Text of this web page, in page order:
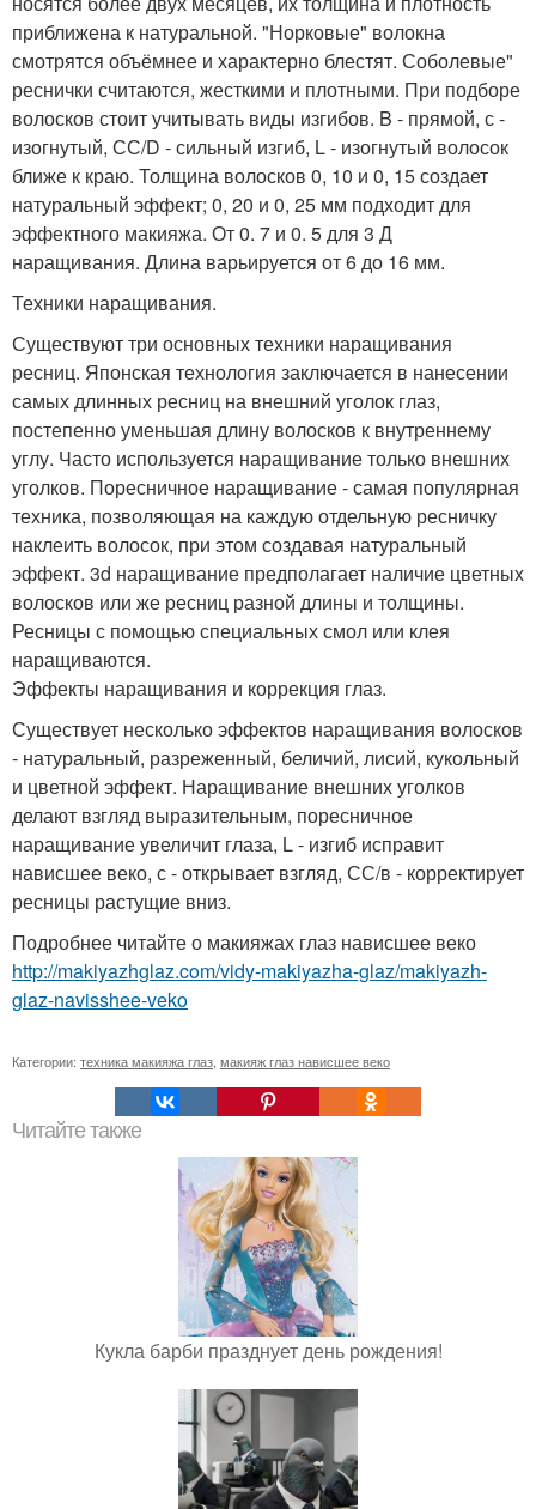
приближена к натуральной. "Норковые" волокна
смотрятся объёмнее и характерно блестят. Соболевые"
реснички считаются, жесткими и плотными. При подборе
волосков стоит учитывать виды изгибов. B - прямой, с -
изогнутый, СС/D - сильный изгиб, L - изогнутый волосок
ближе к краю. Толщина волосков 0, 10 и 0, 15 создает
натуральный эффект; 0, 20 и 0, 25 мм подходит для
эффектного макияжа. От 0. 7 и 0. 5 для 3 Д
наращивания. Длина варьируется от 6 до 16 мм.
Техники наращивания.
Существуют три основных техники наращивания
ресниц. Японская технология заключается в нанесении
самых длинных ресниц на внешний уголок глаз,
постепенно уменьшая длину волосков к внутреннему
углу. Часто используется наращивание только внешних
уголков. Поресничное наращивание - самая популярная
техника, позволяющая на каждую отдельную ресничку
наклеить волосок, при этом создавая натуральный
эффект. 3d наращивание предполагает наличие цветных
волосков или же ресниц разной длины и толщины.
Ресницы с помощью специальных смол или клея
наращиваются.
Эффекты наращивания и коррекция глаз.
Существует несколько эффектов наращивания волосков
- натуральный, разреженный, беличий, лисий, кукольный
и цветной эффект. Наращивание внешних уголков
делают взгляд выразительным, поресничное
наращивание увеличит глаза, L - изгиб исправит
нависшее веко, с - открывает взгляд, СС/в - корректирует
ресницы растущие вниз.
Подробнее читайте о макияжах глаз нависшее веко
http://makiyazhglaz.com/vidy-makiyazha-glaz/makiyazh-
glaz-navisshee-veko
Категории: техника макияжа глаз макияж глаз нависшее веко
Читайте также
Кукла барби празднует день рождения!